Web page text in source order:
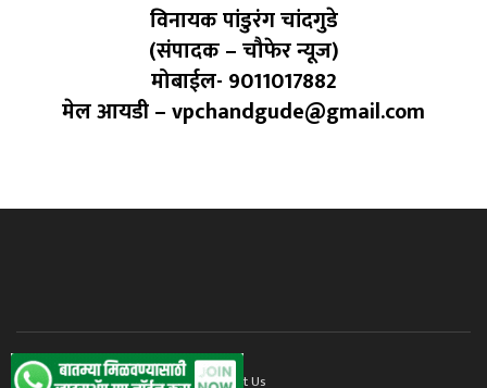
विनायक पांडुरंग चांदगुडे
(संपादक – चौफेर न्यूज)
मोबाईल- 9011017882
मेल आयडी – vpchandgude@gmail.com
Home Privacy Policy Contact Us